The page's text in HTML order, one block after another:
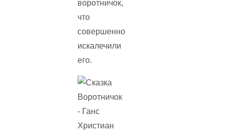
воротничок,
что
совершенно
искалечили
его.